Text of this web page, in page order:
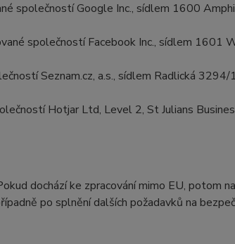
společností Google Inc., sídlem 1600
společností Facebook Inc., sídlem 1601
Seznam.cz, a.s., sídlem Radlická
Hotjar Ltd, Level 2, St Julians
dochází ke zpracování mimo EU, potom
po splnění dalších požadavků na